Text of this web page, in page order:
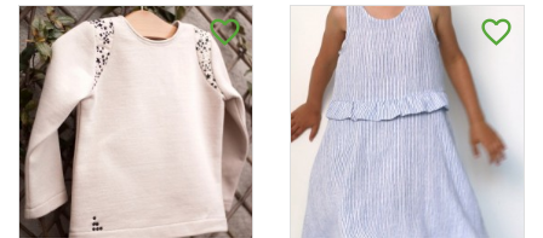
favorite_border favorite_border